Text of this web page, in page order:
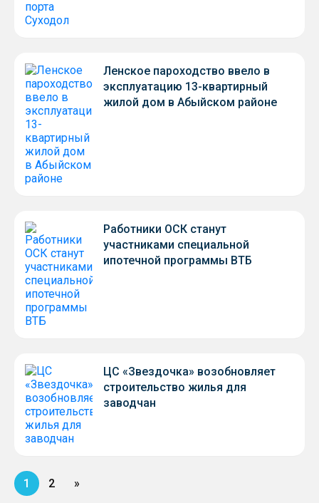
Ленское пароходство ввело в
эксплуатацию 13-квартирный
жилой дом в Абыйском районе
Работники ОСК станут
участниками специальной
ипотечной программы ВТБ
ЦС «Звездочка» возобновляет
строительство жилья для
заводчан
1 2 »